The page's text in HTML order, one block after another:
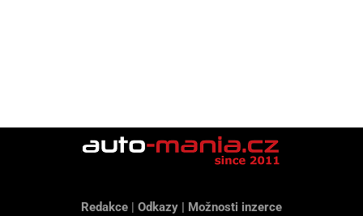
Redakce | Odkazy | Možnosti inzerce